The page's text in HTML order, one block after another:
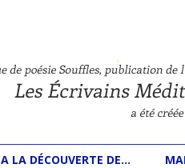
Aller au contenu
A LA DÉCOUVERTE DE…